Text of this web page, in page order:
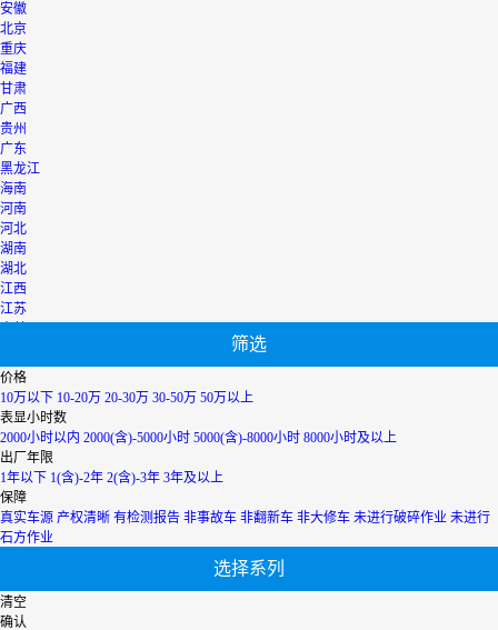
安徽
北京
重庆
福建
甘肃
广西
贵州
广东
黑龙江
海南
河南
河北
湖南
湖北
江西
江苏
宁夏
内蒙古
青海
上海
陕西
山西
山东
四川
天津
台湾
新疆
香港
筛选
价格
10万以下 10-20万 20-30万 30-50万 50万以上
表显小时数
2000小时以内 2000(含)-5000小时 5000(含)-8000小时 8000小时及以上
出厂年限
1年以下 1(含)-2年 2(含)-3年 3年及以上
保障
真实车源 产权清晰 有检测报告 非事故车 非翻新车 非大修车 未进行破碎作业 未进行
石方作业
选择系列
清空
确认